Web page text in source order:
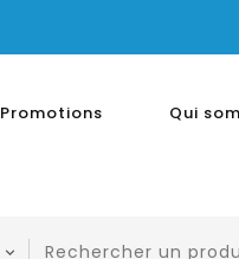
Promotions Qui